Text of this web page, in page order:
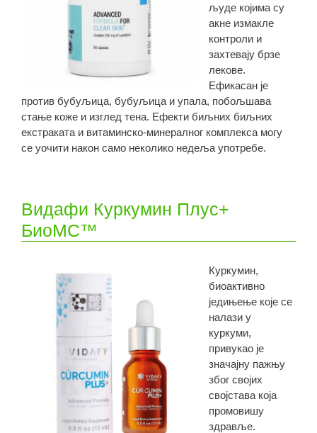
људе којима су
акне измакле
контроли и
захтевају брзе
лекове.
Ефикасан је
против бубуљица, бубуљица и упала, побољшава
стање коже и изглед тена. Ефекти биљних биљних
екстраката и витаминско-минералног комплекса могу
се уочити након само неколико недеља употребе.
Видафи Куркумин Плус+
БиоМС™
Куркумин,
биоактивно
једињење које се
налази у
куркуми,
привукао је
значајну пажњу
због својих
својстава која
промовишу
здравље.